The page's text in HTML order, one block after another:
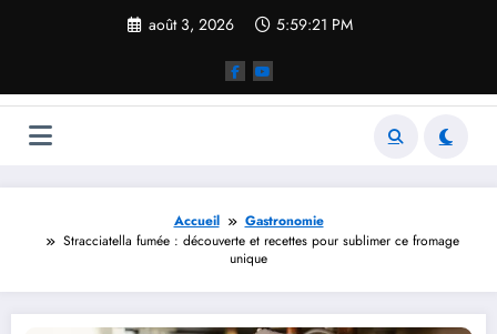
août 3, 2026 5:59:22 PM
Accueil
Gastronomie
Stracciatella fumée : découverte et recettes pour sublimer ce fromage
unique